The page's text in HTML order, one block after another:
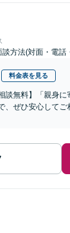
談方法(対面・電話
料金表を見る
談無料】「親身
、ぜひ安心して